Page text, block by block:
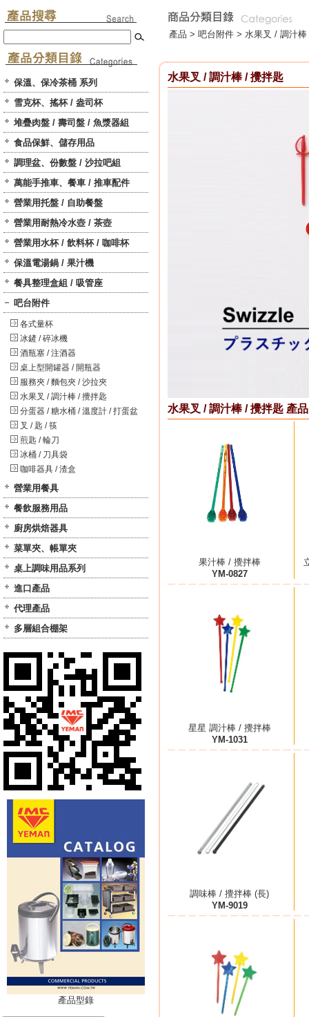
保溫、保冷茶桶 系列
雪克杯、搖杯 / 盎司杯
堆疊肉盤 / 壽司盤 / 魚漿器組
食品保鮮、儲存用品
調理盆、份數盤 / 沙拉吧組
萬能手推車、餐車 / 推車配件
營業用托盤 / 自助餐盤
營業用耐熱冷水壺 / 茶壺
營業用水杯 / 飲料杯 / 咖啡杯
保溫電湯鍋 / 果汁機
餐具整理盒組 / 吸管座
吧台附件
各式量杯
冰鏟 / 碎冰機
酒瓶塞 / 注酒器
桌上型開罐器 / 開瓶器
服務夾 / 麵包夾 / 沙拉夾
水果叉 / 調汁棒 / 攪拌匙
分蛋器 / 糖水桶 / 溫度計 / 打蛋盆
叉 / 匙 / 筷
煎匙 / 輪刀
冰桶 / 刀具袋
咖啡器具 / 渣盒
營業用餐具
餐飲服務用品
廚房烘焙器具
菜單夾、帳單夾
桌上調味用品系列
進口產品
代理產品
多層組合棚架
產品型錄
產品 > 吧台附件 > 水果叉 / 調汁
水果叉 / 調汁棒 / 攪拌匙
水果叉 / 調汁棒 / 攪拌匙 產品
果汁棒 / 攪拌棒
YM-0827
星星 調汁棒 / 攪拌棒
YM-1031
調味棒 / 攪拌棒 (長)
YM-9019